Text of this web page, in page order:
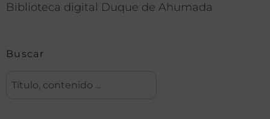
Biblioteca digital Duque de Ahumada
Buscar